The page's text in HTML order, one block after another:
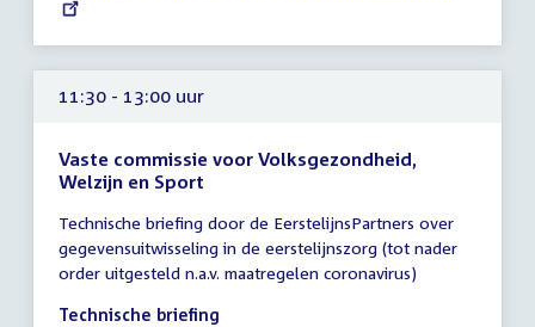
11:30 - 13:00 uur
Vaste commissie voor Volksgezondheid,
Welzijn en Sport
vergadering
11:30
-
13:00
Technische briefing door de EerstelijnsPartners over
gegevensuitwisseling in de eerstelijnszorg (tot nader
order uitgesteld n.a.v. maatregelen coronavirus)
Technische briefing